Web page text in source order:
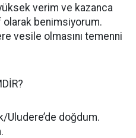
verim ve kazanca
benimsiyorum.
vesile olmasını temenni
Uludere’de doğdum.